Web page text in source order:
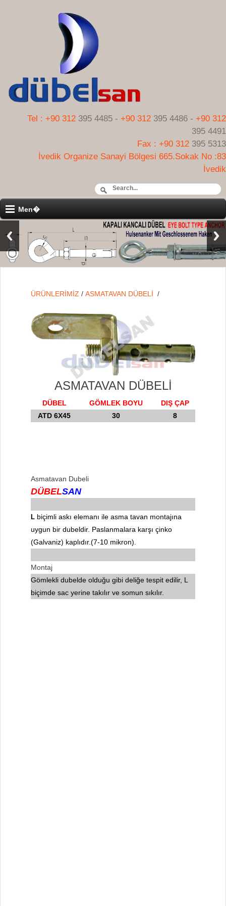
Tel : +90 312 395 4485 - +90 312 395 4486 - +90 312
395 4491
Fax : +90 312 395 5313
İvedik Organize Sanayi Bölgesi 665.Sokak No :83
İvedik
Men�
ÜRÜNLERİMİZ / ASMATAVAN DÜBELİ /
ASMATAVAN DÜBELİ
DÜBEL GÖMLEK BOYU
DIŞ ÇAP
ATD 6X45
30 8
Asmatavan Dubeli
DÜBELSAN
L biçimli askı elemanı ile asma tavan montajına
uygun bir dubeldir. Paslanmalara karşı çinko
(Galvaniz) kaplıdır.(7-10 mikron).
Montaj
Gömlekli dubelde olduğu gibi deliğe tespit edilir, L
biçimde sac yerine takılır ve somun sıkılır.